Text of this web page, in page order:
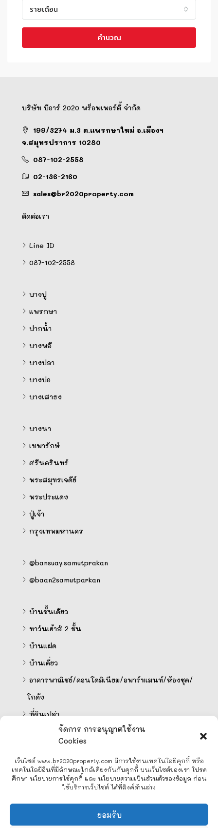
จัดการ การอนุญาตใช้งาน
Cookies
เว็บไซต์ www.br2020property.com มีการใช้งานเทคโนโลยีคุกกี้ หรือ
เทคโนโลยีอื่นที่มีลักษณะใกล้เคียงกันกับคุกกี้ บนเว็บไซต์ของเรา โปรด
ศึกษา นโยบายการใช้คุกกี้ และ นโยบายความเป็นส่วนตัวของข้อมูล ก่อน
ใช้บริการเว็บไซต์ ได้ที่ลิงค์ด้านล่าง
ยอมรับ
รายเดือน
คำนวณ
บริษัท บีอาร์ 2020 พร็อพเพอร์ตี้ จำกัด
199/3274 ม.3 ต.แพรกษาใหม่ อ.เมืองฯ
จ.สมุทรปราการ 10280
087-102-2558
02-136-2160
sales@br2020property.com
ติดต่อเรา
Line ID
087-102-2558
บางปู
แพรกษา
ปากน้ำ
บางพลี
บางปลา
บางบ่อ
บางเสาธง
บางนา
เทพารักษ์
ศรีนครินทร์
พระสมุทรเจดีย์
พระประแดง
ปู่เจ้า
กรุงเทพมหานคร
@bansuay.samutprakan
@baan2samutparkan
บ้านชั้นเดียว
ทาว์นเฮ้าส์ 2 ชั้น
บ้านแฝด
บ้านเดี่ยว
อาคารพาณิชย์/คอนโดมิเนียม/อพาร์ทเมนท์/ห้องชุด/
โกดัง
ที่ดินเปล่า
คำนวนสินเชื่อออนไลน์